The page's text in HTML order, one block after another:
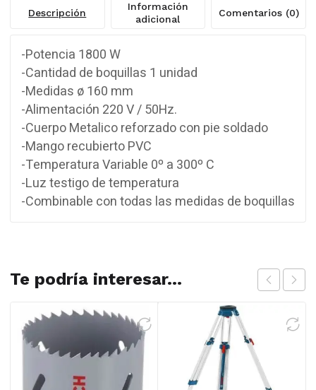
Descripción
Información
adicional
Comentarios (0)
-Potencia 1800 W
-Cantidad de boquillas 1 unidad
-Medidas ø 160 mm
-Alimentación 220 V / 50Hz.
-Cuerpo Metalico reforzado con pie soldado
-Mango recubierto PVC
-Temperatura Variable 0º a 300º C
-Luz testigo de temperatura
-Combinable con todas las medidas de boquillas
Te podría interesar...